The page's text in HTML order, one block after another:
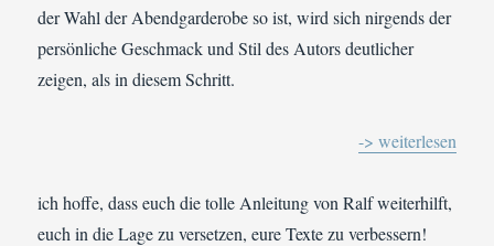
der Wahl der Abendgarderobe so ist, wird sich nirgends der
persönliche Geschmack und Stil des Autors deutlicher
zeigen, als in diesem Schritt.
-> weiterlesen
ich hoffe, dass euch die tolle Anleitung von Ralf weiterhilft,
euch in die Lage zu versetzen, eure Texte zu verbessern!